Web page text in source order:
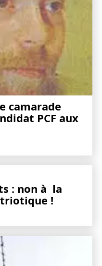
camarade
PCF aux
: non à la
!